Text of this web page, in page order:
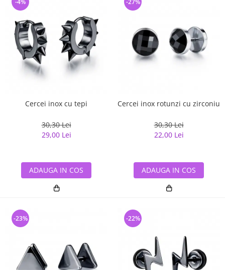
Cercei inox cu tepi
30,30 Lei
29,00 Lei
-4%
ADAUGA IN COS
Cercei inox rotunzi cu zirconiu
30,30 Lei
22,00 Lei
-27%
ADAUGA IN COS
-23% -22%